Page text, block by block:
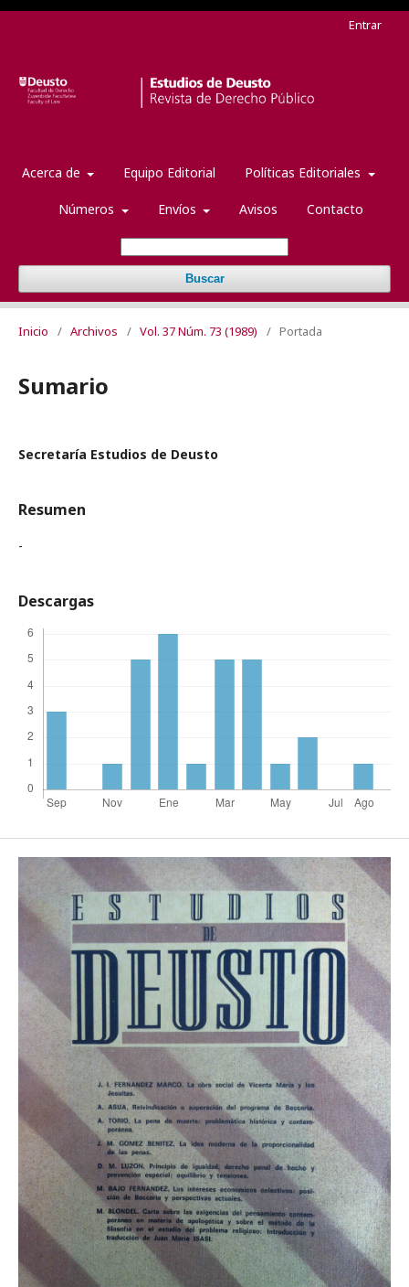
Acerca de Equipo Editorial Políticas Editoriales
Números Envíos Avisos Contacto
Buscar
Entrar
Inicio / Archivos / Vol. 37 Núm. 73 (1989) / Portada
Sumario
Secretaría Estudios de Deusto
Resumen
-
Descargas